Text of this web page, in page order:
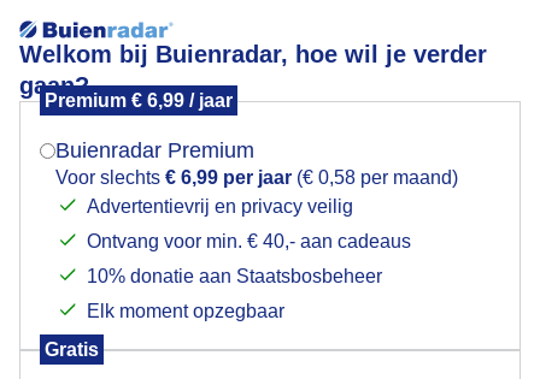
Welkom bij Buienradar, hoe wil je verder
gaan?
Premium € 6,99 / jaar
Buienradar Premium
Voor slechts € 6,99 per jaar (€ 0,58 per maand)
Advertentievrij en privacy veilig
Ontvang voor min. € 40,- aan cadeaus
10% donatie aan Staatsbosbeheer
Elk moment opzegbaar
Gratis
Zonnig met wolkenluchten
Mogen we je locatie gebruiken voor het
Indien je hier nog geen akkoord op hebt gegeven,
verschijnt er zo een pop-up uit je browser waarin
Is goed, toon de popup